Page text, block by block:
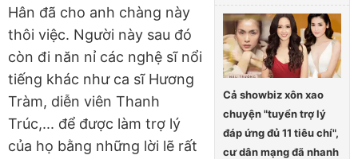
Cả showbiz xôn xao
chuyện "tuyển trợ lý
đáp ứng đủ 11 tiêu chí",
cư dân mạng đã nhanh
Hân đã cho anh chàng này
thôi việc. Người này sau đó
còn đi năn nỉ các nghệ sĩ nổi
tiếng khác như ca sĩ Hương
Tràm, diễn viên Thanh
Trúc,... để được làm trợ lý
của họ bằng những lời lẽ rất